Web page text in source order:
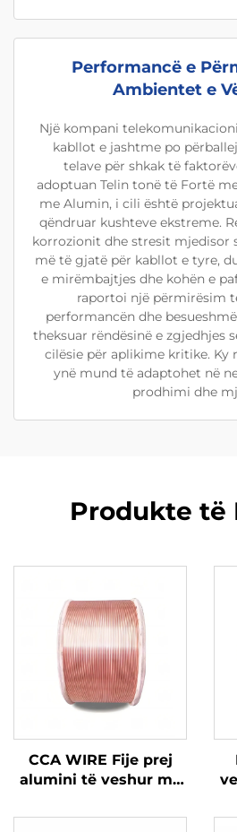
Performancë e
Ambientet e
Një kompani
kabllot e jashtme po
telave për shkak të
adoptuan Telin tonë të Fortë
me Alumin, i cili është
qëndruar kushteve ekstreme.
korrozionit dhe stresit mjedisor
më të gjatë për kabllot e tyre,
e mirëmbajtjes dhe kohën e
raportoi një përmirësim
performancën dhe
theksuar rëndësinë e zgjedhjes
cilësie për aplikime kritike. Ky
ynë mund të adaptohet në
prodhimi dhe
Produkte të
CCA WIRE Fije prej
alumini të veshur me